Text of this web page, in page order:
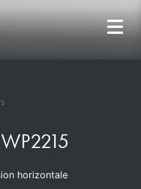
horizontale